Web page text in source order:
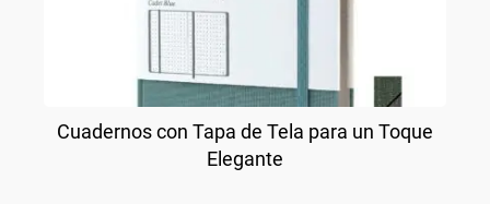
Cuadernos con Tapa de Tela para un Toque
Elegante